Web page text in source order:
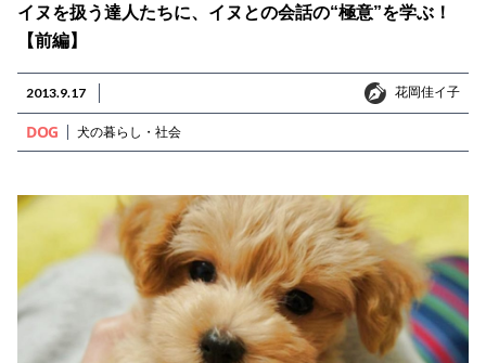
イヌを扱う達人たちに、イヌとの会話の“極意”を学ぶ！
【前編】
2013.9.17 花岡佳イ子
花岡佳イ子
DOG 犬の暮らし・社会